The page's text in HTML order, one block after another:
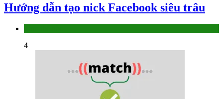
Hướng dẫn tạo nick Facebook siêu trâu
4